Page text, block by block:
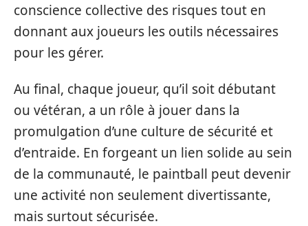
conscience collective des risques tout en
donnant aux joueurs les outils nécessaires
pour les gérer.
Au final, chaque joueur, qu’il soit débutant
ou vétéran, a un rôle à jouer dans la
promulgation d’une culture de sécurité et
d’entraide. En forgeant un lien solide au sein
de la communauté, le paintball peut devenir
une activité non seulement divertissante,
mais surtout sécurisée.